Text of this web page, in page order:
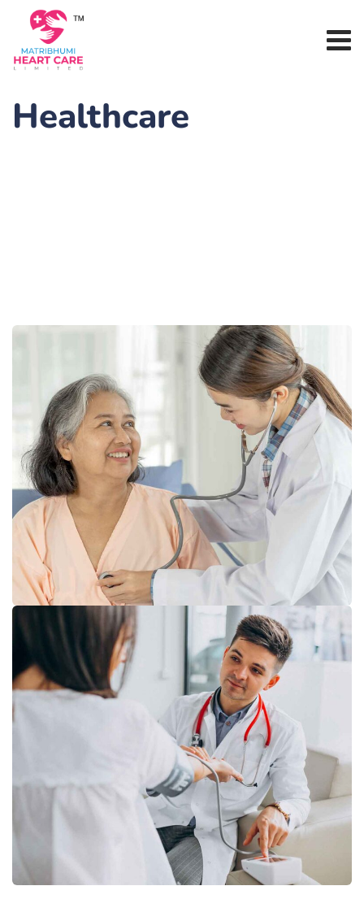
Healthcare